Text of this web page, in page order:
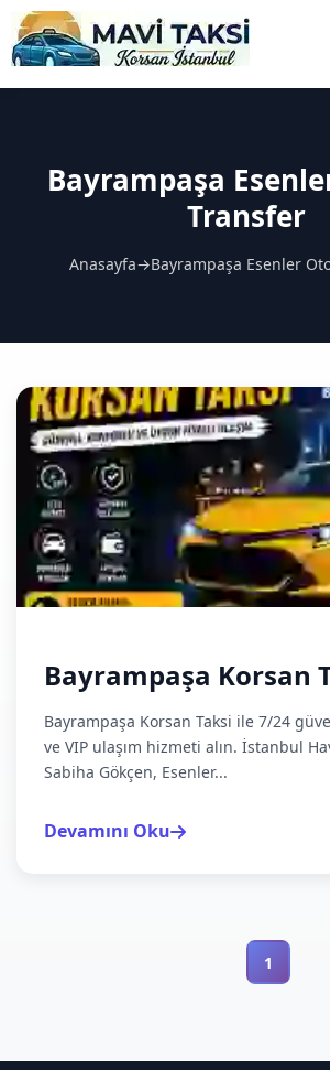
Bayrampaşa
Transfer
Anasayfa→Bayrampaşa Esenler
Bayrampaşa Korsan
Bayrampaşa Korsan Taksi ile 7/24
ve VIP ulaşım hizmeti alın. İstanbul
Sabiha Gökçen, Esenler...
Devamını Oku
1